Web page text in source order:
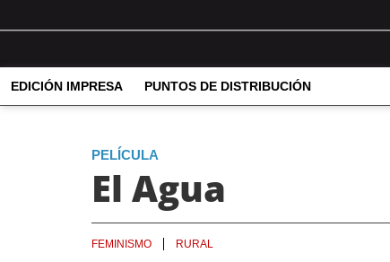
EDICIÓN IMPRESA PUNTOS DE DISTRIBUCIÓN
PELÍCULA
El Agua
FEMINISMO RURAL